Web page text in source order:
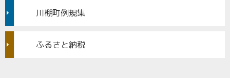
川棚町例規集
ふるさと納税